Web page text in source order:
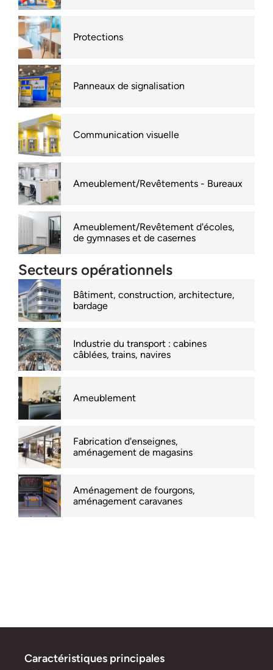
Protections
Panneaux de signalisation
Communication visuelle
Ameublement/Revêtements - Bureaux
Ameublement/Revêtement d'écoles,
de gymnases et de casernes
Secteurs opérationnels
Bâtiment, construction, architecture,
bardage
Industrie du transport : cabines
câblées, trains, navires
Ameublement
Fabrication d'enseignes,
aménagement de magasins
Aménagement de fourgons,
aménagement caravanes
Caractéristiques principales